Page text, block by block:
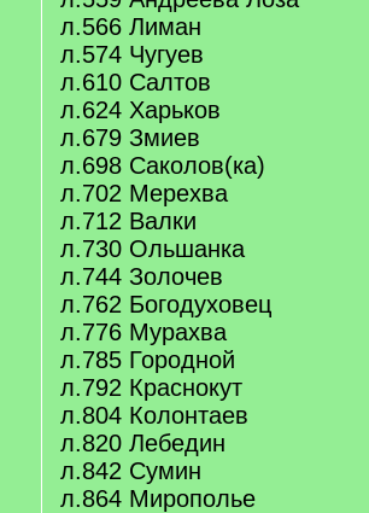
л.566 Лиман
л.574 Чугуев
л.610 Салтов
л.624 Харьков
л.679 Змиев
л.698 Саколов(ка)
л.702 Мерехва
л.712 Валки
л.730 Ольшанка
л.744 Золочев
л.762 Богодуховец
л.776 Мурахва
л.785 Городной
л.792 Краснокут
л.804 Колонтаев
л.820 Лебедин
л.842 Сумин
л.864 Мирополье